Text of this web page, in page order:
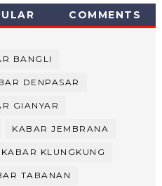
COMMENTS
BANGLI
DENPASAR
GIANYAR
KABAR JEMBRANA
KABAR KLUNGKUNG
TABANAN